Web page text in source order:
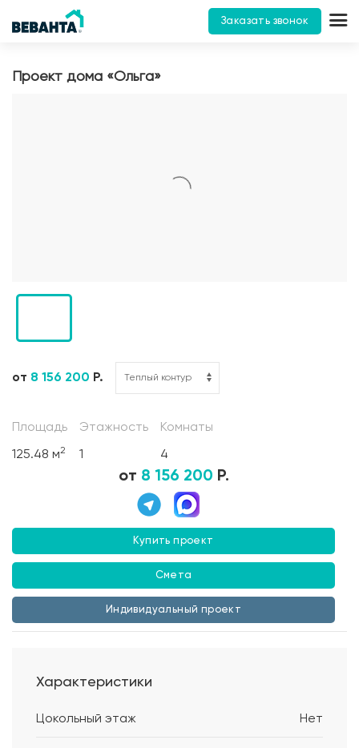
Заказать звонок
Проект дома «Ольга»
от 8 156 200 Р.
Площадь
125.48 м2
Этажность
1
Комнаты
4
от 8 156 200 Р.
Купить проект
Смета
Индивидуальный проект
Характеристики
Цокольный этаж Нет